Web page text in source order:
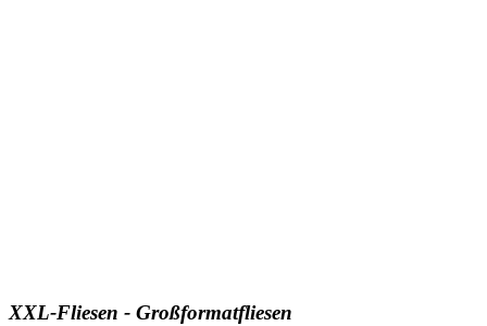
XXL-Fliesen - Großformatfliesen